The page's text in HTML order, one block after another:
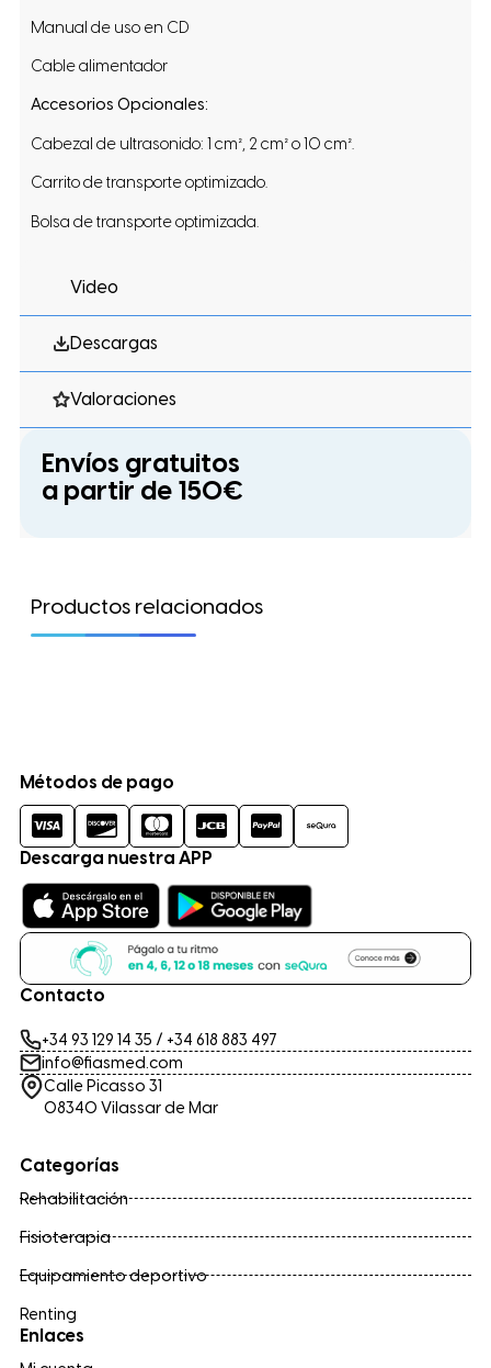
Video
Descargas
Valoraciones
Manual de uso en CD
Cable alimentador
Accesorios Opcionales:
Cabezal de ultrasonido: 1 cm², 2 cm² o 10 cm².
Carrito de transporte optimizado.
Bolsa de transporte optimizada.
Envíos gratuitos
a partir de 150€
Productos relacionados
Métodos de pago
Descarga nuestra APP
Contacto
+34 93 129 14 35 / +34 618 883 497
info@fiasmed.com
Calle Picasso 31
08340 Vilassar de Mar
Categorías
Rehabilitación
Fisioterapia
Equipamiento deportivo
Renting
Enlaces